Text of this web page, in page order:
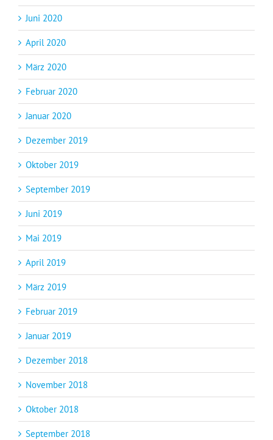
Juni 2020
April 2020
März 2020
Februar 2020
Januar 2020
Dezember 2019
Oktober 2019
September 2019
Juni 2019
Mai 2019
April 2019
März 2019
Februar 2019
Januar 2019
Dezember 2018
November 2018
Oktober 2018
September 2018